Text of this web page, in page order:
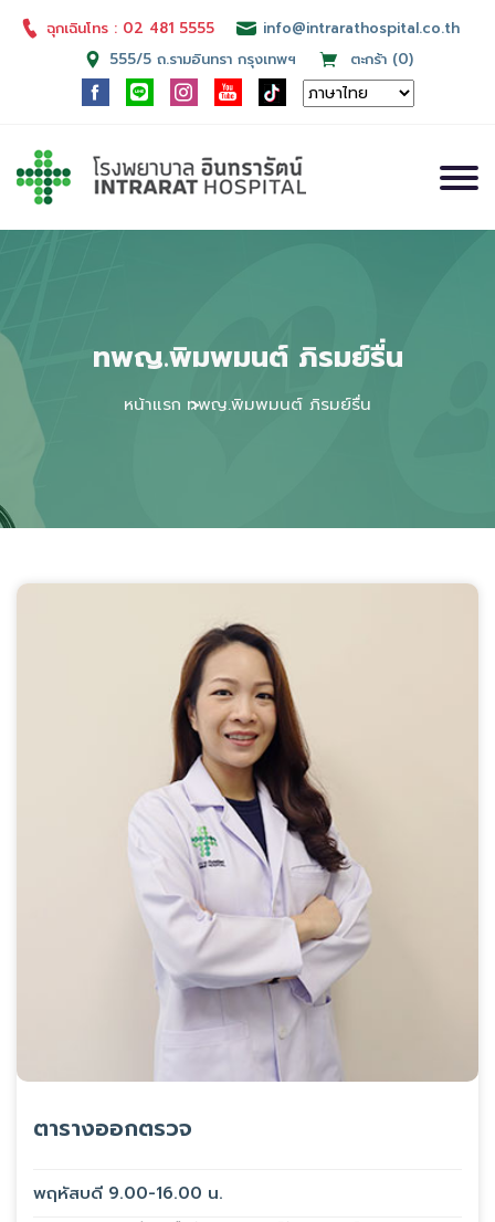
ฉุกเฉินโทร : 02 481 5555
info@intrarathospital.co.th
555/5 ถ.รามอินทรา กรุงเทพฯ
ตะกร้า (0)
ทพญ.พิมพมนต์ ภิรมย์รื่น
หน้าแรก ทพญ.พิมพมนต์ ภิรมย์รื่น
ตารางออกตรวจ
พฤหัสบดี 9.00-16.00 น.